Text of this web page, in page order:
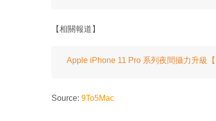
【相關報道】
Apple iPhone 11 Pro 系列夜間攝力升級【
Source: 9To5Mac